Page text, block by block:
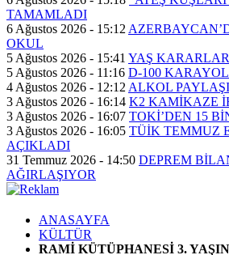
TAMAMLADI
6 Ağustos 2026 - 15:12
OKUL
5 Ağustos 2026 - 15:41 YAŞ
5 Ağustos 2026 - 11:16 D-100
4 Ağustos 2026 - 12:12 ALKOL
3 Ağustos 2026 - 16:14 K2 KAMİKAZE
3 Ağustos 2026 - 16:07 TOKİ’DEN 15
3 Ağustos 2026 - 16:05 TÜİK TEMMUZ
AÇIKLADI
31 Temmuz 2026 - 14:50 DEPREM
AĞIRLAŞIYOR
ANASAYFA
KÜLTÜR
RAMİ KÜTÜPHANESİ 3.